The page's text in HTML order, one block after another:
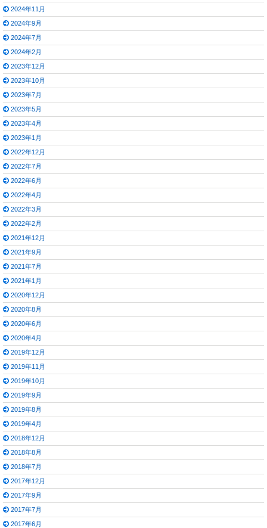
2024年11月
2024年9月
2024年7月
2024年2月
2023年12月
2023年10月
2023年7月
2023年5月
2023年4月
2023年1月
2022年12月
2022年7月
2022年6月
2022年4月
2022年3月
2022年2月
2021年12月
2021年9月
2021年7月
2021年1月
2020年12月
2020年8月
2020年6月
2020年4月
2019年12月
2019年11月
2019年10月
2019年9月
2019年8月
2019年4月
2018年12月
2018年8月
2018年7月
2017年12月
2017年9月
2017年7月
2017年6月